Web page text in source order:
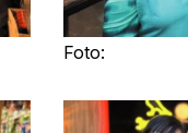
Foto: